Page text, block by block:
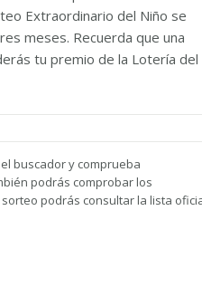
Extraordinario del Niño se
meses. Recuerda que una
tu premio de la Lotería del
buscador y comprueba
podrás comprobar los
podrás consultar la lista